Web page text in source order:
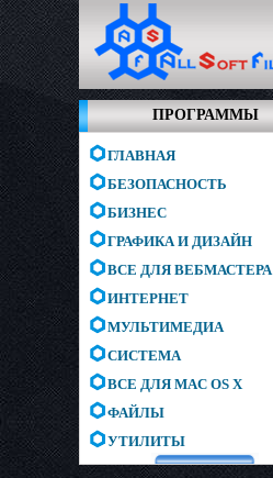
ПРОГРАММЫ
ГЛАВНАЯ
БЕЗОПАСНОСТЬ
БИЗНЕС
ГРАФИКА И ДИЗАЙН
ВСЕ ДЛЯ ВЕБМАСТЕРА
ИНТЕРНЕТ
МУЛЬТИМЕДИА
СИСТЕМА
ВСЕ ДЛЯ MAC OS X
ФАЙЛЫ
УТИЛИТЫ